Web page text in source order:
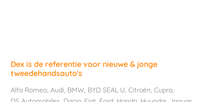
Dex is de referentie voor nieuwe & jonge
tweedehandsauto's
Alfa Romeo,Audi, BMW, BYD SEAL U,Citroën,Cupra,